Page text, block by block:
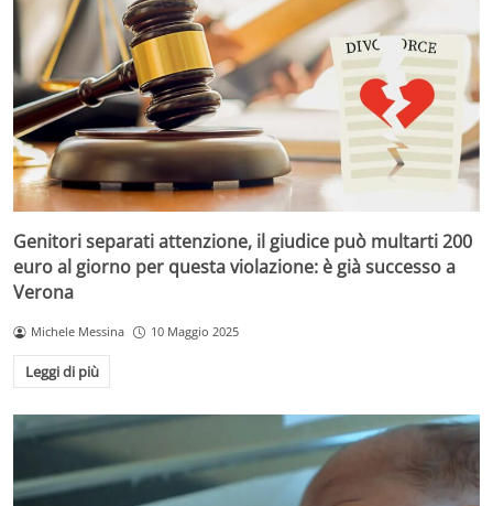
Genitori separati attenzione, il giudice può multarti 200
euro al giorno per questa violazione: è già successo a
Verona
Michele Messina 10 Maggio 2025
Leggi di più